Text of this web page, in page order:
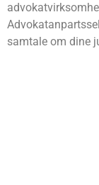
samtale om dine